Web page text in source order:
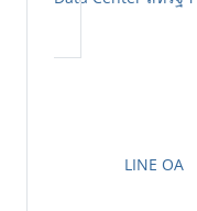
LINE OA